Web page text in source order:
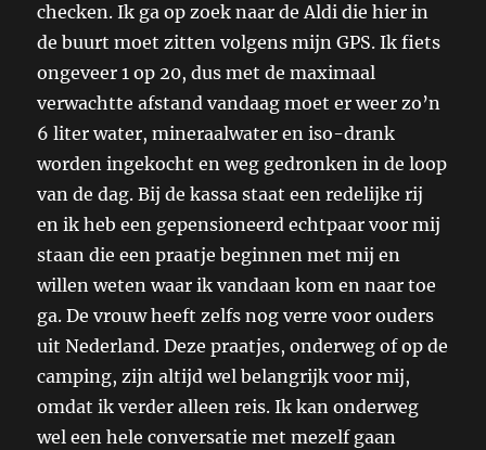
checken. Ik ga op zoek naar de Aldi die hier in
de buurt moet zitten volgens mijn GPS. Ik fiets
ongeveer 1 op 20, dus met de maximaal
verwachtte afstand vandaag moet er weer zo’n
6 liter water, mineraalwater en iso-drank
worden ingekocht en weg gedronken in de loop
van de dag. Bij de kassa staat een redelijke rij
en ik heb een gepensioneerd echtpaar voor mij
staan die een praatje beginnen met mij en
willen weten waar ik vandaan kom en naar toe
ga. De vrouw heeft zelfs nog verre voor ouders
uit Nederland. Deze praatjes, onderweg of op de
camping, zijn altijd wel belangrijk voor mij,
omdat ik verder alleen reis. Ik kan onderweg
wel een hele conversatie met mezelf gaan